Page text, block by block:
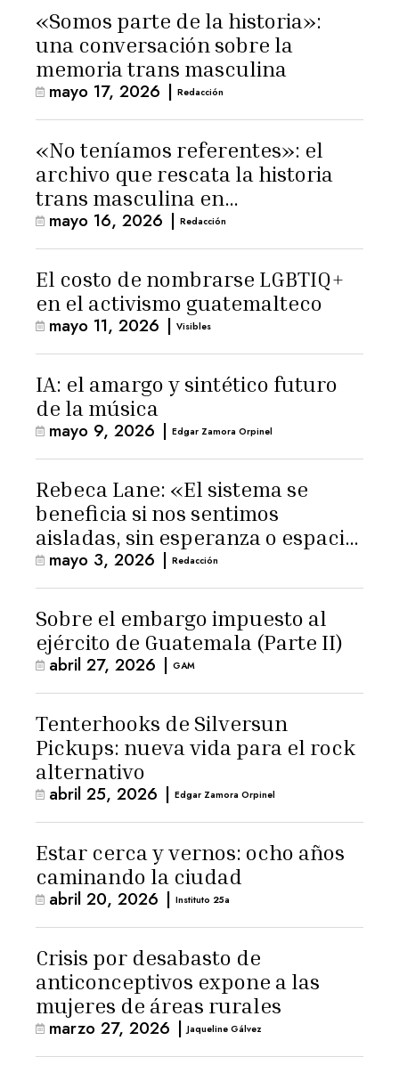
«Somos parte de la historia»:
una conversación sobre la
memoria trans masculina
mayo 17, 2026 | Redacción
«No teníamos referentes»: el
archivo que rescata la historia
trans masculina en
Latinoamérica
mayo 16, 2026 | Redacción
El costo de nombrarse LGBTIQ+
en el activismo guatemalteco
mayo 11, 2026 | Visibles
IA: el amargo y sintético futuro
de la música
mayo 9, 2026 | Edgar Zamora Orpinel
Rebeca Lane: «El sistema se
beneficia si nos sentimos
aisladas, sin esperanza o espacio
para la ternura»
mayo 3, 2026 | Redacción
Sobre el embargo impuesto al
ejército de Guatemala (Parte II)
abril 27, 2026 | GAM
Tenterhooks de Silversun
Pickups: nueva vida para el rock
alternativo
abril 25, 2026 | Edgar Zamora Orpinel
Estar cerca y vernos: ocho años
caminando la ciudad
abril 20, 2026 | Instituto 25a
Crisis por desabasto de
anticonceptivos expone a las
mujeres de áreas rurales
marzo 27, 2026 | Jaqueline Gálvez